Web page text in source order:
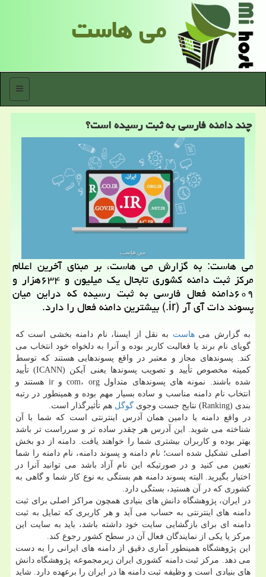
می هاست
منو
چند دامنه فارسی به ثبت رسیده است؟
می هاست: به گزارش می هاست، بر مبنای آخرین اعلام
مرکز ثبت دامنه کشوری تابحال یک میلیون و ۶۳۴هزار و
۶۰۹دامنه فعال فارسی به ثبت رسیده که دراین میان
پسوند دات آی آر (ir.) بیشترین دامنه فعال را دارد.
به گزارش میهاست به نقل از ایسنا، نام دامنه بخشی است که
گویای نام برند یا فعالیت کاربر بوده و آنرا به دلخواه خود انتخاب می
کند. پسوندهای مجاز و معتبر در واقع پسوندهایی هستند که توسط
کمیته مخصوص تأیید و تصویب پسوندها یعنی آیکن (ICANN) تأیید
شده باشند. نمونه های پسوندهای متداول com، org و ir هستند و
انتخاب نام دامنه مناسب و ساده بسیار مهم بوده و همینطور در رتبه
بندی (Ranking) نتایج جست وجوی
گوگل هم تأثیرگذار است.
در واقع دامنه یا دامین همان آدرس اینترنتی است که شما با آن
شناخته می شوید. این آدرس هر چقدر ساده تر و سرراست تر باشد
بهتر بوده و کاربران بیشتری شما را خواهند یافت. دامنه از دو بخش
اصلی تشکیل شده است؛ نام دامنه و پسوند دامنه، نام دامنه را شما
تعیین می کنید و در صورتیکه این نام آزاد باشد می توانید آنرا در
اختیار بگیرید. البته پسوند دامنه هم بستگی به نوع کار شما و گاهی به
کشوری که در آن هستید، بستگی دارد.
در ایران، پژوهشگاه دانش های بنیادی همچون مراکز اصلی برای ثبت
دامنه های اینترنتی به حساب می آید و هر کاربری که تمایل به ثبت
دامنه ای برای بازگشایی سایت خود داشته باشد، باید به سایت این
مرکز یا یکی از نمایندگان فعال آن در سطح کشور رجوع کند.
این پژوهشگاه همینطور آماری دقیق از دامنه های ایرانی را به دست
می دهد. مرکز ثبت دامنه کشوری ایران زیرمجموعه پژوهشگاه دانش
های بنیادی است و وظیفه ثبت دامنه ها در ایران را برعهده دارد. شاید